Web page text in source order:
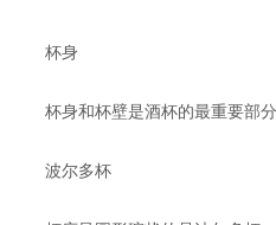
杯身
杯身和杯壁是酒杯的最重要部分
波尔多杯